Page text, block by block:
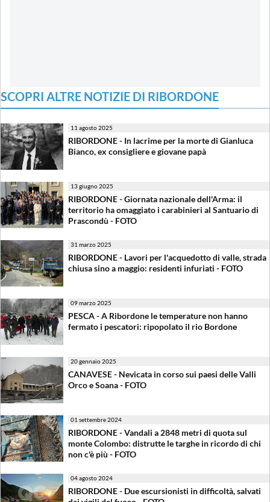
SCOPRI ALTRE NOTIZIE DI RIBORDONE
11 agosto 2025
RIBORDONE - In lacrime per la morte di Gianluca
Bianco, ex consigliere e giovane papà
13 giugno 2025
RIBORDONE - Giornata nazionale dell'Arma: il
territorio ha omaggiato i carabinieri al Santuario di
Prascondù - FOTO
31 marzo 2025
RIBORDONE - Lavori per l'acquedotto di valle, strada
chiusa sino a maggio: residenti infuriati - FOTO
09 marzo 2025
PESCA - A Ribordone le temperature non hanno
fermato i pescatori: ripopolato il rio Bordone
20 gennaio 2025
CANAVESE - Nevicata in corso sui paesi delle Valli
Orco e Soana - FOTO
01 settembre 2024
RIBORDONE - Vandali a 2848 metri di quota sul
monte Colombo: distrutte le targhe in ricordo di chi
non c'è più - FOTO
04 agosto 2024
RIBORDONE - Due escursionisti in difficoltà, salvati